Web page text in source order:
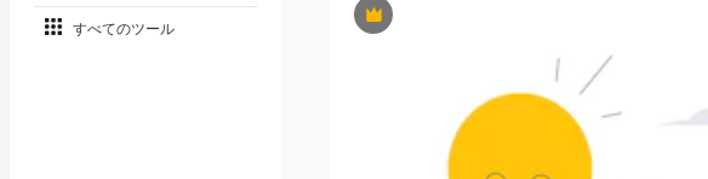
すべてのツール
Premium